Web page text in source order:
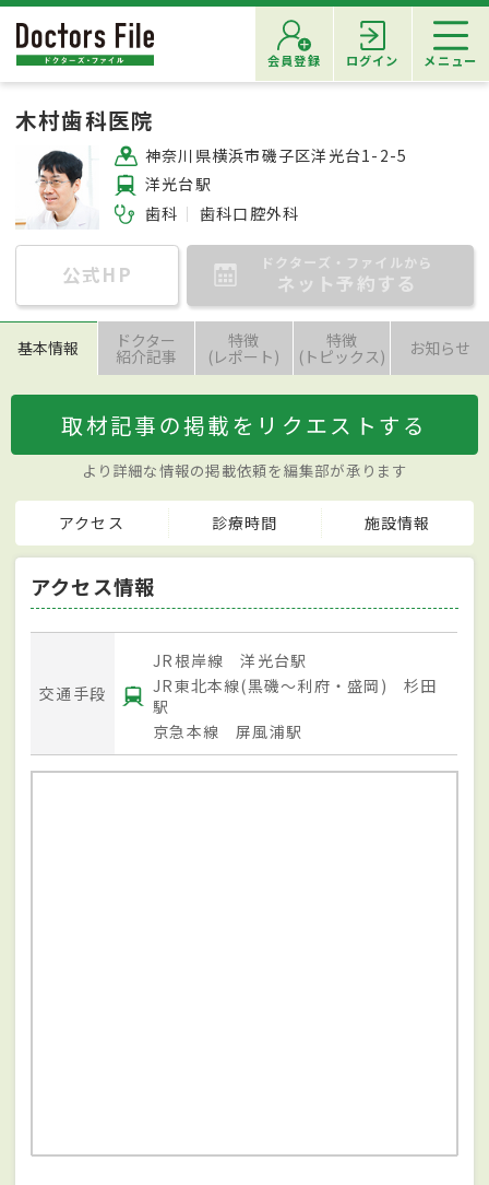
会員登録 ログイン メニュー
木村歯科医院
神奈川県横浜市磯子区洋光台1-2-5
洋光台駅
歯科
歯科口腔外科
公式HP ドクターズ・ファイルから
ネット予約する
基本情報 ドクター
紹介記事
特徴
(レポート)
特徴
(トピックス) お知らせ
取材記事の掲載をリクエストする
より詳細な情報の掲載依頼を編集部が承ります
アクセス 診療時間 施設情報
アクセス情報
交通手段
JR根岸線 洋光台駅
JR東北本線(黒磯～利府・盛岡) 杉田
駅
京急本線 屏風浦駅